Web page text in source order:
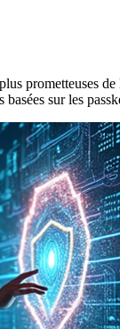
prometteuses
sur les